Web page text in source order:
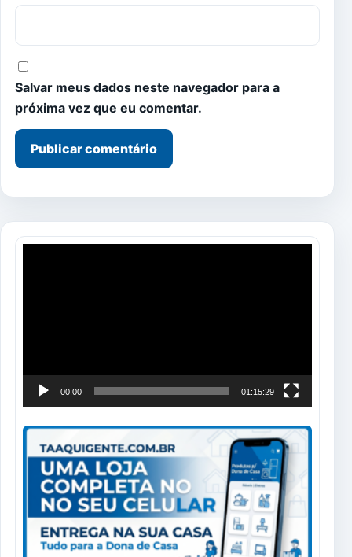
Salvar meus dados neste navegador para a
próxima vez que eu comentar.
00:00 01:15:29